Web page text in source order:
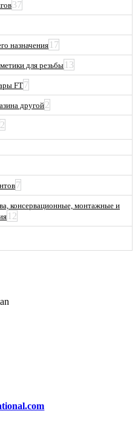
37
назначения 17
для резьбы 13
FT7
другой2
2
7
консервационные, монтажные и
12